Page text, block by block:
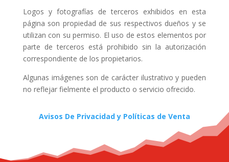
Logos y fotografías de terceros exhibidos en esta
página son propiedad de sus respectivos dueños y se
utilizan con su permiso. El uso de estos elementos por
parte de terceros está prohibido sin la autorización
correspondiente de los propietarios.
Algunas imágenes son de carácter ilustrativo y pueden
no reflejar fielmente el producto o servicio ofrecido.
Avisos De Privacidad y Políticas de Venta